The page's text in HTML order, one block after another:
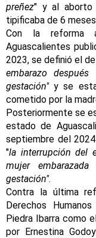
preñez" y al aborto
tipificaba de 6
Con la reforma
Aguascalientes
2023, se definió el
embarazo
gestación"y se
cometido por la
Posteriormente se
estado de
septiembre del
"la interrupción del
mujer
gestación".
Contra la última
Derechos
Piedra Ibarra como
por Ernestina